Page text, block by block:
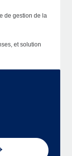
de gestion de la
et solution